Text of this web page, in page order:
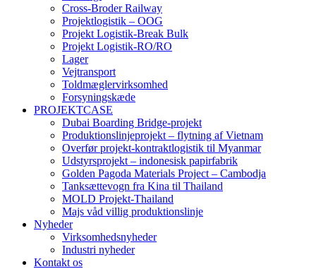
Cross-Broder Railway
Projektlogistik – OOG
Projekt Logistik-Break Bulk
Projekt Logistik-RO/RO
Lager
Vejtransport
Toldmæglervirksomhed
Forsyningskæde
PROJEKTCASE
Dubai Boarding Bridge-projekt
Produktionslinjeprojekt – flytning af Vietnam
Overfør projekt-kontraktlogistik til Myanmar
Udstyrsprojekt – indonesisk papirfabrik
Golden Pagoda Materials Project – Cambodja
Tanksættevogn fra Kina til Thailand
MOLD Projekt-Thailand
Majs våd villig produktionslinje
Nyheder
Virksomhedsnyheder
Industri nyheder
Kontakt os